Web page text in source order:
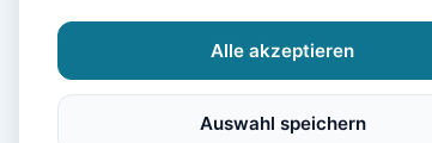
Alle akzeptieren
Auswahl speichern